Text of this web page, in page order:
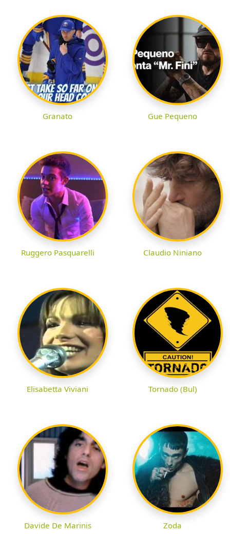
Granato Gue Pequeno
Ruggero Pasquarelli Claudio Niniano
Elisabetta Viviani Tornado (Bul)
Davide De Marinis Zoda